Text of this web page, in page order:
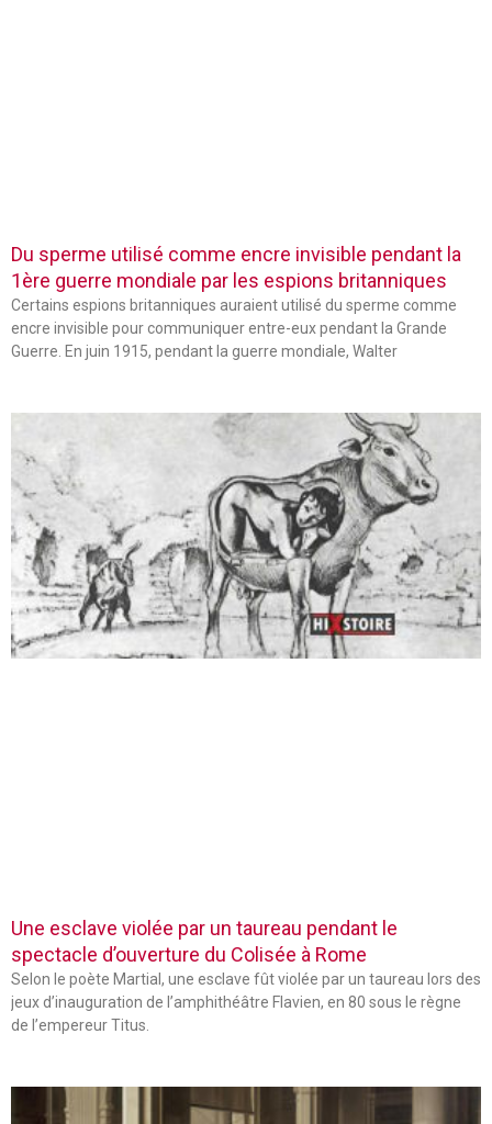
Du sperme utilisé comme encre invisible pendant la
1ère guerre mondiale par les espions britanniques
Certains espions britanniques auraient utilisé du sperme comme
encre invisible pour communiquer entre-eux pendant la Grande
Guerre. En juin 1915, pendant la guerre mondiale, Walter
Une esclave violée par un taureau pendant le
spectacle d’ouverture du Colisée à Rome
Selon le poète Martial, une esclave fût violée par un taureau lors des
jeux d’inauguration de l’amphithéâtre Flavien, en 80 sous le règne
de l’empereur Titus.